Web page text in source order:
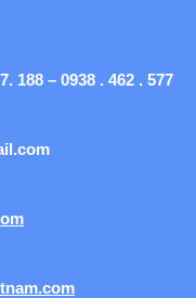
188 – 0938 . 462 . 577